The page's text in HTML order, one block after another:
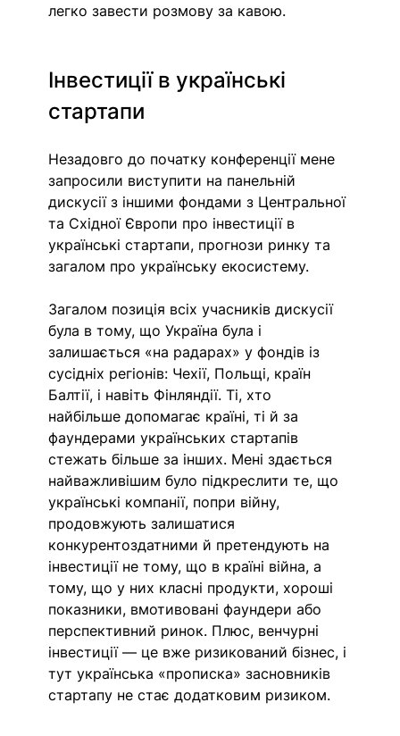
легко завести розмову за кавою.
Інвестиції в українські
стартапи
Незадовго до початку конференції мене
запросили виступити на панельній
дискусії з іншими фондами з Центральної
та Східної Європи про інвестиції в
українські стартапи, прогнози ринку та
загалом про українську екосистему.
Загалом позиція всіх учасників дискусії
була в тому, що Україна була і
залишається «на радарах» у фондів із
сусідніх регіонів: Чехії, Польщі, країн
Балтії, і навіть Фінляндії. Ті, хто
найбільше допомагає країні, ті й за
фаундерами українських стартапів
стежать більше за інших. Мені здається
найважливішим було підкреслити те, що
українські компанії, попри війну,
продовжують залишатися
конкурентоздатними й претендують на
інвестиції не тому, що в країні війна, а
тому, що у них класні продукти, хороші
показники, вмотивовані фаундери або
перспективний ринок. Плюс, венчурні
інвестиції — це вже ризикований бізнес, і
тут українська «прописка» засновників
стартапу не стає додатковим ризиком.